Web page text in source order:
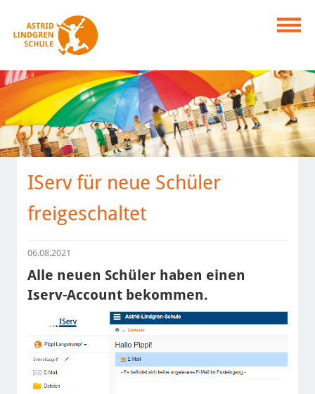
IServ für neue Schüler
freigeschaltet
06.08.2021
Alle neuen Schüler haben einen
Iserv-Account bekommen.